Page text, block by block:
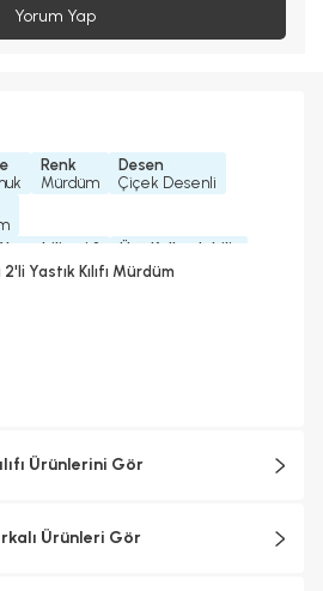
Yorum Yap
Renk
Mürdüm
Desen
Çiçek Desenli
mi ?
Ütü Kullanılabilir
Evet
2'li Yastık Kılıfı Mürdüm
Ürünlerini Gör
Ürünleri Gör